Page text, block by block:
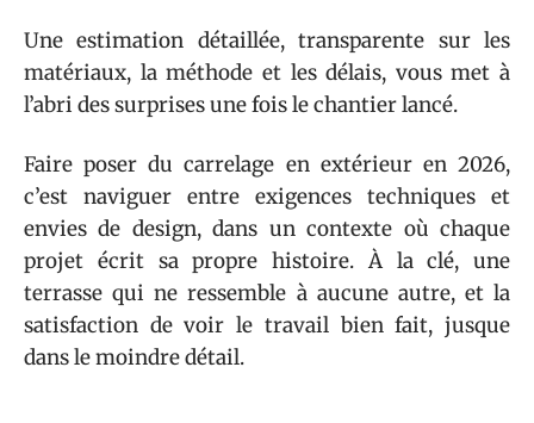
Une estimation détaillée, transparente sur les
matériaux, la méthode et les délais, vous met à
l’abri des surprises une fois le chantier lancé.
Faire poser du carrelage en extérieur en 2026,
c’est naviguer entre exigences techniques et
envies de design, dans un contexte où chaque
projet écrit sa propre histoire. À la clé, une
terrasse qui ne ressemble à aucune autre, et la
satisfaction de voir le travail bien fait, jusque
dans le moindre détail.